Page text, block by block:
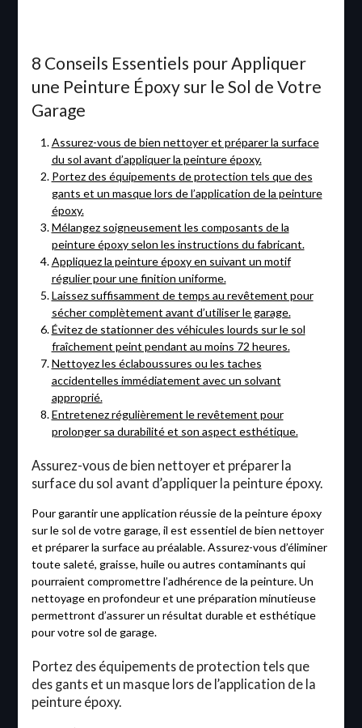
8 Conseils Essentiels pour Appliquer
une Peinture Époxy sur le Sol de Votre
Garage
Assurez-vous de bien nettoyer et préparer la surface
du sol avant d’appliquer la peinture époxy.
Portez des équipements de protection tels que des
gants et un masque lors de l’application de la peinture
époxy.
Mélangez soigneusement les composants de la
peinture époxy selon les instructions du fabricant.
Appliquez la peinture époxy en suivant un motif
régulier pour une finition uniforme.
Laissez suffisamment de temps au revêtement pour
sécher complètement avant d’utiliser le garage.
Évitez de stationner des véhicules lourds sur le sol
fraîchement peint pendant au moins 72 heures.
Nettoyez les éclaboussures ou les taches
accidentelles immédiatement avec un solvant
approprié.
Entretenez régulièrement le revêtement pour
prolonger sa durabilité et son aspect esthétique.
Assurez-vous de bien nettoyer et préparer la
surface du sol avant d’appliquer la peinture époxy.
Pour garantir une application réussie de la peinture époxy
sur le sol de votre garage, il est essentiel de bien nettoyer
et préparer la surface au préalable. Assurez-vous d’éliminer
toute saleté, graisse, huile ou autres contaminants qui
pourraient compromettre l’adhérence de la peinture. Un
nettoyage en profondeur et une préparation minutieuse
permettront d’assurer un résultat durable et esthétique
pour votre sol de garage.
Portez des équipements de protection tels que
des gants et un masque lors de l’application de la
peinture époxy.